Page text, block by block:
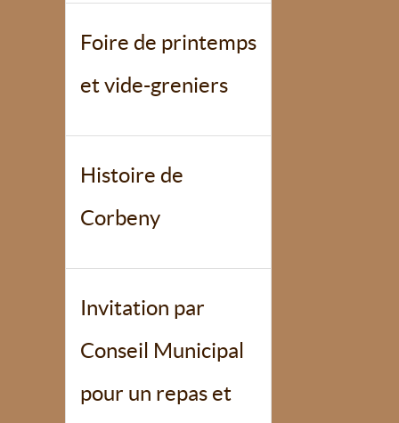
Foire de printemps
et vide-greniers
Histoire de
Corbeny
Invitation par
Conseil Municipal
pour un repas et